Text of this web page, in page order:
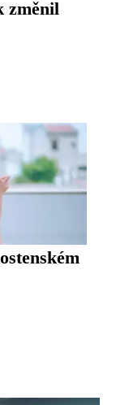
změnil